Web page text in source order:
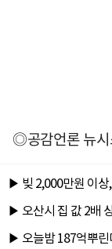
◎공감언론 뉴